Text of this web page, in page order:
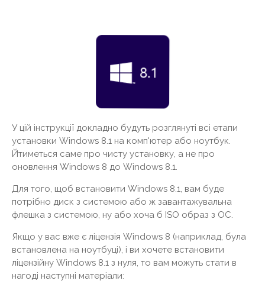
У цій інструкції докладно будуть розглянуті всі етапи
установки Windows 8.1 на комп'ютер або ноутбук.
Йтиметься саме про чисту установку, а не про
оновлення Windows 8 до Windows 8.1.
Для того, щоб встановити Windows 8.1, вам буде
потрібно диск з системою або ж завантажувальна
флешка з системою, ну або хоча б ISO образ з ОС.
Якщо у вас вже є ліцензія Windows 8 (наприклад, була
встановлена ​​на ноутбуці), і ви хочете встановити
ліцензійну Windows 8.1 з нуля, то вам можуть стати в
нагоді наступні матеріали: